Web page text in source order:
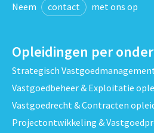
Neem contact met ons op
Opleidingen per
Strategisch
Vastgoedbeheer & Exploitatie
Vastgoedrecht & Contracten
Projectontwikkeling &